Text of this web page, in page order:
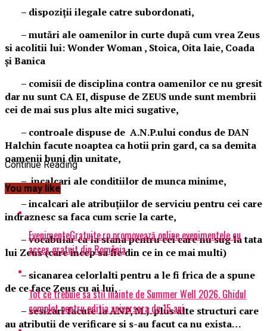
– dispoziții ilegale catre subordonati,
– mutări ale oamenilor in curte după cum vrea Zeus
si acolitii lui: Wonder Woman , Stoica, Oita laie, Coada
și Banica
– comisii de disciplina contra oamenilor ce nu gresit
dar nu sunt CA EI, dispuse de ZEUS unde sunt membrii
cei de mai sus plus alte mici sugative,
– controale dispuse de A.N.P.ului condus de DAN
Halchin facute noaptea ca hotii prin gard, ca sa demita
oamenii buni din unitate,
– incalcari ale conditiilor de munca minime,
– incalcari ale atribuțiilor de serviciu pentru cei care
indraznesc sa faca cum scrie la carte,
– vocabular ca la stana pentru cei care nu sug la tata
lui Zeus (care incep sa fie din ce in ce mai multi)
– sicanarea celorlalti pentru a le fi frica de a spune
de ce face Zeus cu ai lui,
– sesizari facute la ANP, M.J. plus alte structuri care
au atributii de verificare si s-au facut ca nu exista…
Continue Reading
You may like
EvenimenteGratuite.ro promovează online evenimentele cu
acces gratuit din România
Tot ce trebuie sa stii inainte de Summer Well 2026. Ghidul
complet pentru editia aniversara de 15 ani